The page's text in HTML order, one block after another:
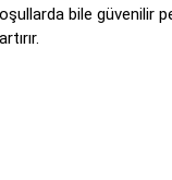
bile güvenilir